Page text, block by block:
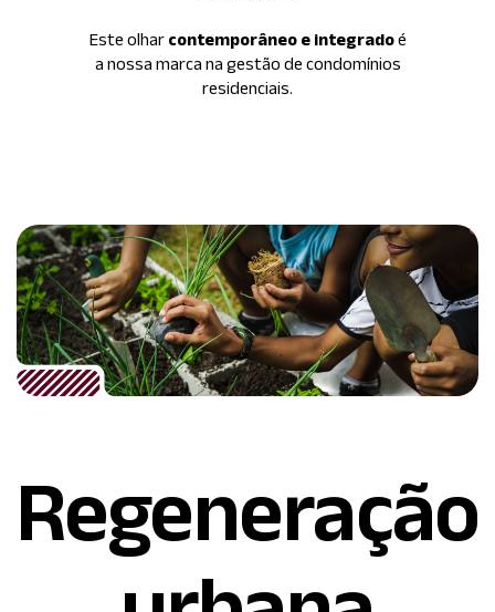
Este olhar contemporâneo e integradoé
a nossa marca na gestão de condomínios
residenciais.
Regeneração